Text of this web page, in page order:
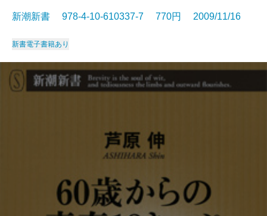
新潮新書 978-4-10-610337-7 770円 2009/11/16
新書電子書籍あり